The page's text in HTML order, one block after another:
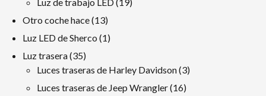
Otro coche hace 1313
productos
Luz LED de Sherco 11
Luz trasera 3535
productos
Luces traseras de Harley Davidson 33
Luces traseras de Jeep Wrangler 1616